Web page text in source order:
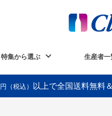
特集から選ぶ 生産者一
円（税込） 以上で全国送料無料